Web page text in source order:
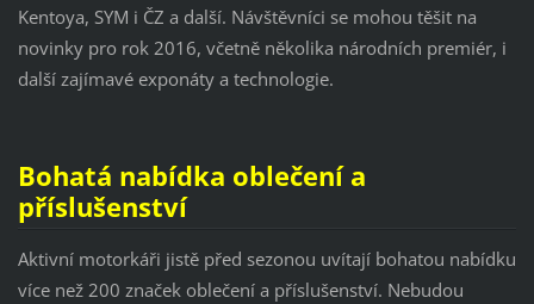
Kentoya, SYM i ČZ a další. Návštěvníci se mohou těšit na
novinky pro rok 2016, včetně několika národních premiér, i
další zajímavé exponáty a technologie.
Bohatá nabídka oblečení a
příslušenství
Aktivní motorkáři jistě před sezonou uvítají bohatou nabídku
více než 200 značek oblečení a příslušenství. Nebudou